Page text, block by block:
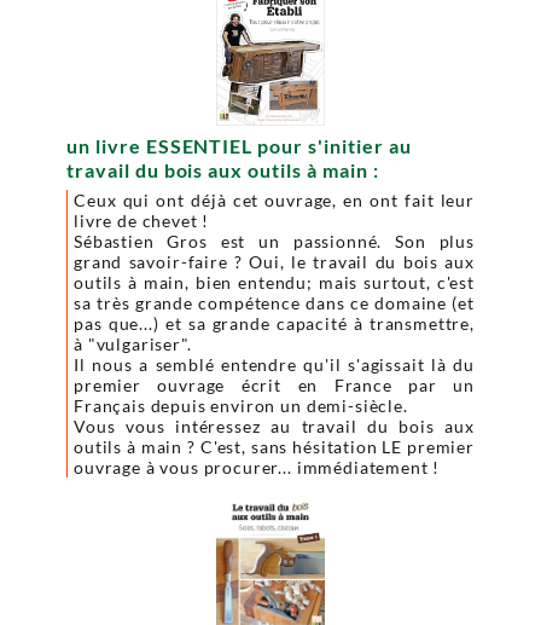
un livre ESSENTIEL pour s'initier au
travail du bois aux outils à main :
Ceux qui ont déjà cet ouvrage, en ont fait leur
livre de chevet !
Sébastien Gros est un passionné. Son plus
grand savoir-faire ? Oui, le travail du bois aux
outils à main, bien entendu; mais surtout, c'est
sa très grande compétence dans ce domaine (et
pas que...) et sa grande capacité à transmettre,
à "vulgariser".
Il nous a semblé entendre qu'il s'agissait là du
premier ouvrage écrit en France par un
Français depuis environ un demi-siècle.
Vous vous intéressez au travail du bois aux
outils à main ? C'est, sans hésitation LE premier
ouvrage à vous procurer... immédiatement !